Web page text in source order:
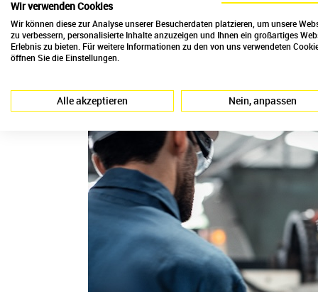
Wir verwenden Cookies
Wir können diese zur Analyse unserer Besucherdaten platzieren, um unsere
zu verbessern, personalisierte Inhalte anzuzeigen und Ihnen ein großartiges
Erlebnis zu bieten. Für weitere Informationen zu den von uns verwendeten
öffnen Sie die Einstellungen.
Alle akzeptieren Nein, anpassen